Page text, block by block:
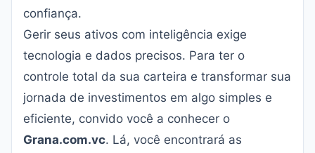
confiança.
Gerir seus ativos com inteligência exige
tecnologia e dados precisos. Para ter o
controle total da sua carteira e transformar sua
jornada de investimentos em algo simples e
eficiente, convido você a conhecer o
Grana.com.vc. Lá, você encontrará as